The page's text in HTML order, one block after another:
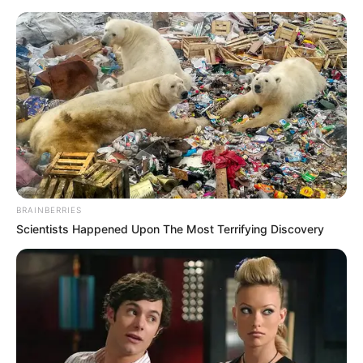
Eisenach - Wohnhaus und Museum Johann
Sebastian Bach
Eisenach Veranstaltungen Hotels
BRAINBERRIES
Scientists Happened Upon The Most Terrifying Discovery